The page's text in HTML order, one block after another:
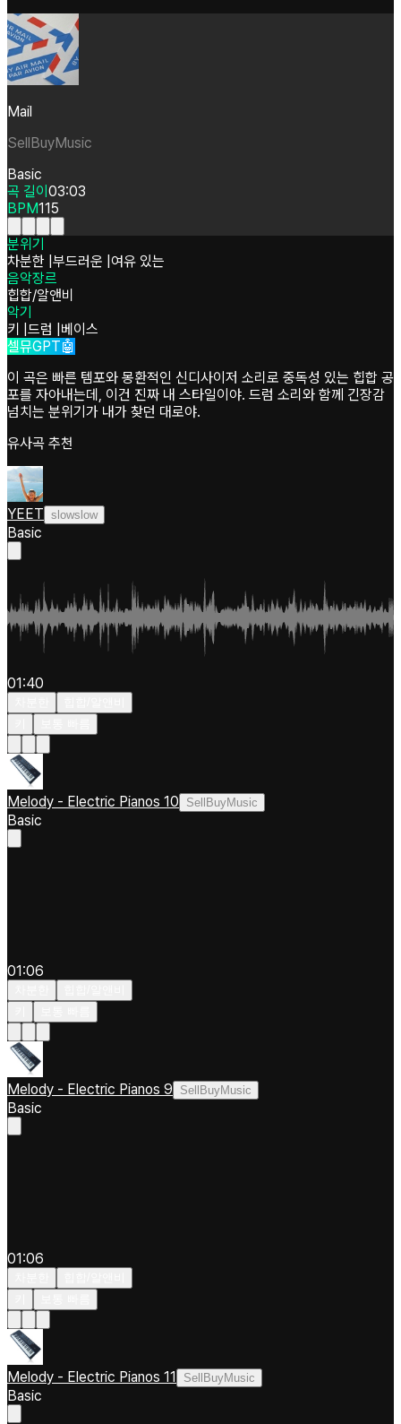
Mail
SellBuyMusic
Basic
곡 길이 03:03
BPM115
분위기
차분한 부드러운 여유 있는
음악장르
힙합/알앤비
악기
키 드럼
베이스
셀뮤GPT🤖
이 곡은 빠른 템포와 몽환적인 신디사이저 소리로 중독성 있는 힙합 공
포를 자아내는데, 이건 진짜 내 스타일이야. 드럼 소리와 함께 긴장감
넘치는 분위기가 내가 찾던 대로야.
유사곡 추천
YEET slowslow
Basic
01:40
Melody - Electric Pianos 10 SellBuyMusic
Basic
01:06
Melody - Electric Pianos 9 SellBuyMusic
Basic
01:06
Melody - Electric Pianos 11 SellBuyMusic
Basic